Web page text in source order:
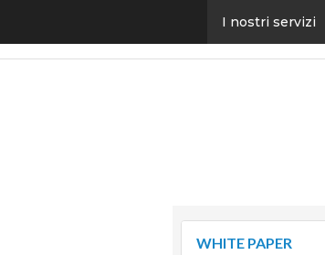
I nostri servizi
Lepida per colmare il divario di genere
WHITE PAPER